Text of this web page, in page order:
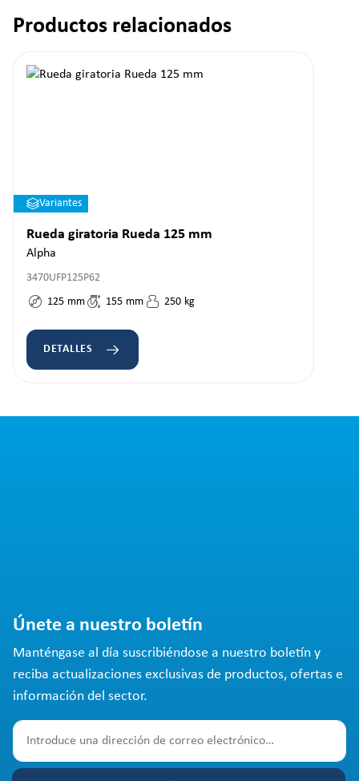
Omitir la galería de productos
Productos relacionados
Variantes
Rueda giratoria Rueda 125 mm
Alpha
3470UFP125P62
125 mm 155 mm 250 kg
DETALLES
Únete a nuestro boletín
Manténgase al día suscribiéndose a nuestro boletín y
reciba actualizaciones exclusivas de productos, ofertas e
información del sector.